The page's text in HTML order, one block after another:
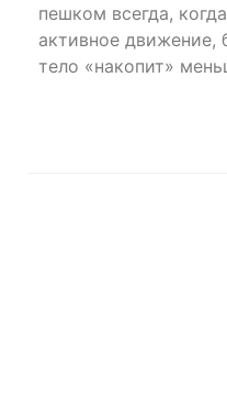
пешком всегда,
активное движение,
тело «накопит»